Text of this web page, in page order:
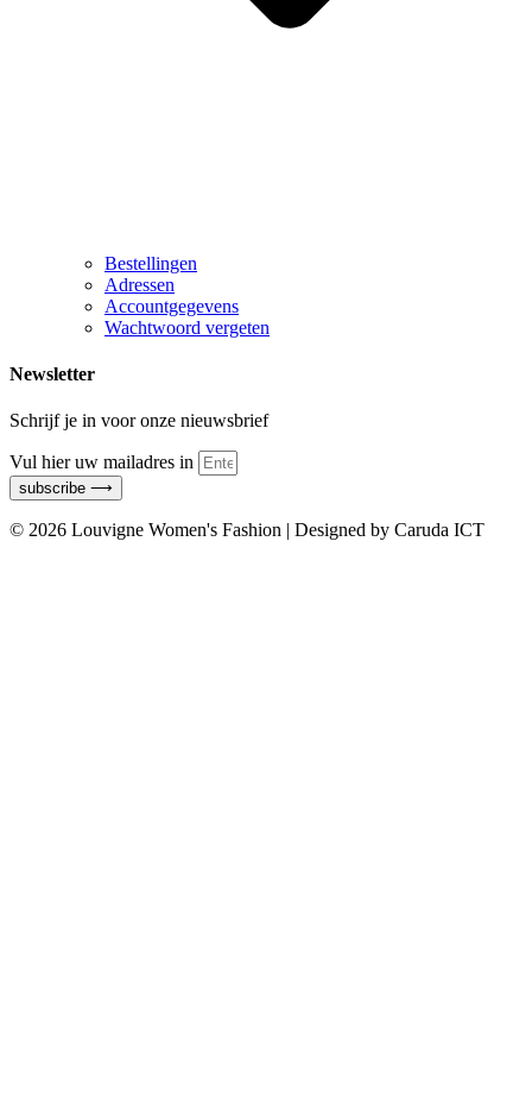
Bestellingen
Adressen
Accountgegevens
Wachtwoord vergeten
Newsletter
Schrijf je in voor onze nieuwsbrief
Vul hier uw mailadres in
subscribe ⟶
© 2026 Louvigne Women's Fashion | Designed by Caruda ICT